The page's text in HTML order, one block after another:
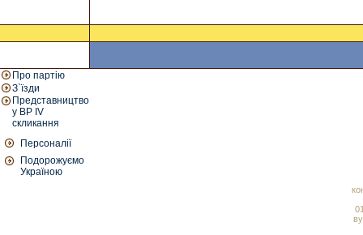
Про партію
З`їзди
Представництво
у ВР IV
скликання
Персоналії
Подорожуємо
Україною